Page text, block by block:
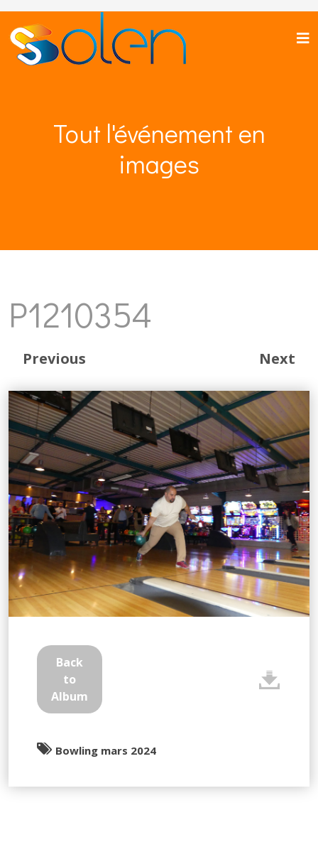
Tout l'événement en
images
P1210354
Previous Next
Back
to
Album
Bowling mars 2024